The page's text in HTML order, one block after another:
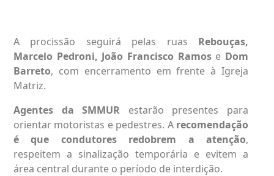
A procissão seguirá pelas ruas Rebouças,
Marcelo Pedroni, João Francisco Ramose Dom
Barreto, com encerramento em frente à Igreja
Matriz.
Agentes da SMMUR estarão presentes para
orientar motoristas e pedestres. A recomendação
é que condutores redobrem a atenção,
respeitem a sinalização temporária e evitem a
área central durante o período de interdição.